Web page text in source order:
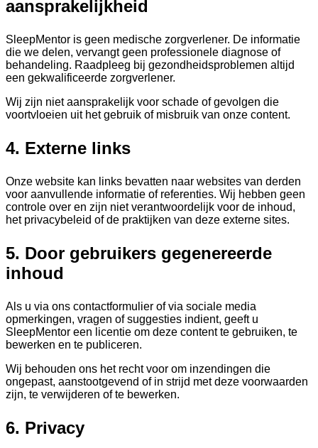
aansprakelijkheid
SleepMentor is geen medische zorgverlener. De informatie
die we delen, vervangt geen professionele diagnose of
behandeling. Raadpleeg bij gezondheidsproblemen altijd
een gekwalificeerde zorgverlener.
Wij zijn niet aansprakelijk voor schade of gevolgen die
voortvloeien uit het gebruik of misbruik van onze content.
4. Externe links
Onze website kan links bevatten naar websites van derden
voor aanvullende informatie of referenties. Wij hebben geen
controle over en zijn niet verantwoordelijk voor de inhoud,
het privacybeleid of de praktijken van deze externe sites.
5. Door gebruikers gegenereerde
inhoud
Als u via ons contactformulier of via sociale media
opmerkingen, vragen of suggesties indient, geeft u
SleepMentor een licentie om deze content te gebruiken, te
bewerken en te publiceren.
Wij behouden ons het recht voor om inzendingen die
ongepast, aanstootgevend of in strijd met deze voorwaarden
zijn, te verwijderen of te bewerken.
6. Privacy